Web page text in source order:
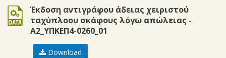
Έκδοση αντιγράφου άδειας χειριστού
ταχύπλοου σκάφους λόγω απώλειας -
Α2_ΥΠΚΕΠ4-0260_01
doc
Download